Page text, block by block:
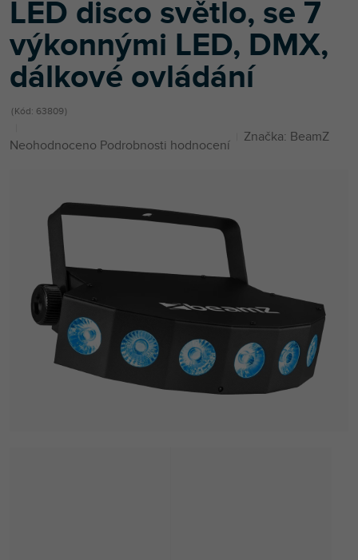
LED disco světlo, se 7
výkonnými LED, DMX,
dálkové ovládání
Kód: 63809
Průměrné
hvězdiček.
Neohodnoceno Podrobnosti hodnocení
Značka: BeamZ